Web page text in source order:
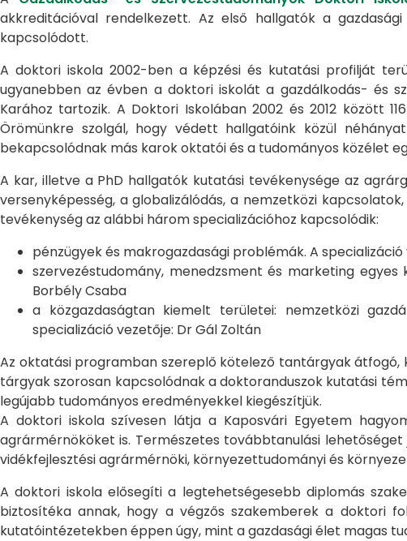
akkreditációval rendelkezett. Az első hallgatók a
kapcsolódott.
A doktori iskola 2002-ben a képzési és kutatási profilját
ugyanebben az évben a doktori iskolát a gazdálkodás- és
Karához tartozik. A Doktori Iskolában 2002 és 2012 között
Örömünkre szolgál, hogy védett hallgatóink közül
bekapcsolódnak más karok oktatói és a tudományos közélet
A kar, illetve a PhD hallgatók kutatási tevékenysége az
versenyképesség, a globalizálódás, a nemzetközi
tevékenység az alábbi három specializációhoz kapcsolódik:
pénzügyek és makrogazdasági problémák. A specializáció
szervezéstudomány, menedzsment és marketing
Borbély Csaba
a közgazdaságtan kiemelt területei: nemzetközi
specializáció vezetője: Dr Gál Zoltán
Az oktatási programban szereplő kötelező tantárgyak átfogó,
tárgyak szorosan kapcsolódnak a doktoranduszok kutatási
legújabb tudományos eredményekkel kiegészítjük.
A doktori iskola szívesen látja a Kaposvári Egyetem
agrármérnököket is. Természetes továbbtanulási
vidékfejlesztési agrármérnöki, környezettudományi és
A doktori iskola elősegíti a legtehetségesebb diplomás
biztosítéka annak, hogy a végzős szakemberek a doktori
kutatóintézetekben éppen úgy, mint a gazdasági élet magas